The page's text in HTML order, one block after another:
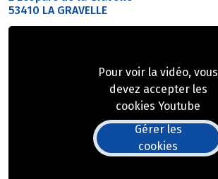
53410 LA GRAVELLE
Pour voir la vidéo, vous
devez accepter les
cookies Youtube
Gérer les
cookies